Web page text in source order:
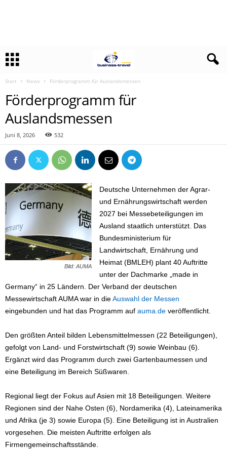
Start News Förderprogramm für Auslandsmessen
Förderprogramm für
Auslandsmessen
Juni 8, 2026 532
Bild: AUMA
Deutsche Unternehmen der Agrar-
und Ernährungswirtschaft werden
2027 bei Messebeteiligungen im
Ausland staatlich unterstützt. Das
Bundesministerium für
Landwirtschaft, Ernährung und
Heimat (BMLEH) plant 40 Auftritte
unter der Dachmarke „made in
Germany“ in 25 Ländern. Der Verband der deutschen
Messewirtschaft AUMA war in dieAuswahl der Messen
eingebunden und hat das Programm auf auma.de veröffentlicht.
Den größten Anteil bilden Lebensmittelmessen (22 Beteiligungen),
gefolgt von Land- und Forstwirtschaft (9) sowie Weinbau (6).
Ergänzt wird das Programm durch zwei Gartenbaumessen und
eine Beteiligung im Bereich Süßwaren.
Regional liegt der Fokus auf Asien mit 18 Beteiligungen. Weitere
Regionen sind der Nahe Osten (6), Nordamerika (4), Lateinamerika
und Afrika (je 3) sowie Europa (5). Eine Beteiligung ist in Australien
vorgesehen. Die meisten Auftritte erfolgen als
Firmengemeinschaftsstände.